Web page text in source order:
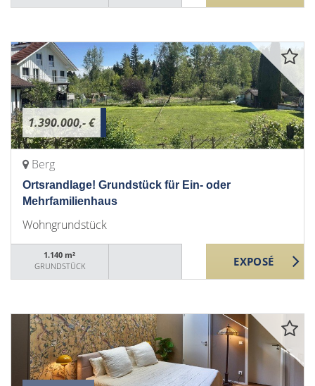
1.390.000,- €
Berg
Ortsrandlage! Grundstück für Ein- oder
Mehrfamilienhaus
Wohngrundstück
1.140 m²
GRUNDSTÜCK